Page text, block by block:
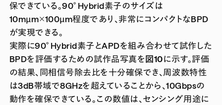
保できている。90°Hybrid素子のサイズは
10mµm×100µm程度であり、非常にコンパクトなBPD
が実現できる。
実際に90°Hybrid素子とAPDを組み合わせて試作した
BPDを評価するための試作品写真を図10に示す。評価
の結果、同相信号除去比を十分確保でき、周波数特性
は3dB帯域で8GHzを超えていることから、10Gbpsの
動作を確保できている。この数値は、センシング用途に